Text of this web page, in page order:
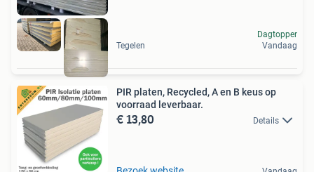
Tegelen
Dagtopper
Vandaag
PIR platen, Recycled, A en B keus op
voorraad leverbaar.
€ 13,80 Details